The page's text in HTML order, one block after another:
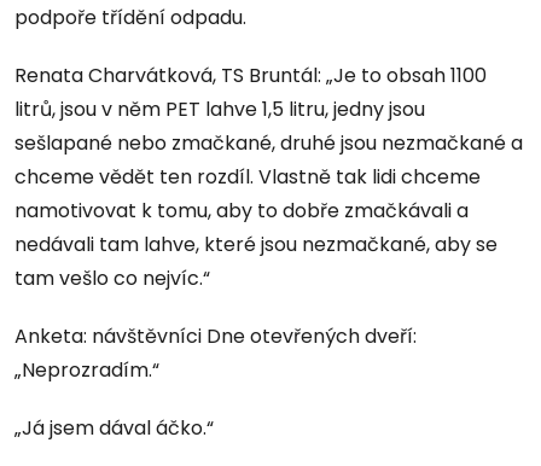
podpoře třídění odpadu.
Renata Charvátková, TS Bruntál: „Je to obsah 1100
litrů, jsou v něm PET lahve 1,5 litru, jedny jsou
sešlapané nebo zmačkané, druhé jsou nezmačkané a
chceme vědět ten rozdíl. Vlastně tak lidi chceme
namotivovat k tomu, aby to dobře zmačkávali a
nedávali tam lahve, které jsou nezmačkané, aby se
tam vešlo co nejvíc.“
Anketa: návštěvníci Dne otevřených dveří:
„Neprozradím.“
„Já jsem dával áčko.“